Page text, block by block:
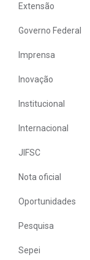
Extensão
Governo Federal
Imprensa
Inovação
Institucional
Internacional
JIFSC
Nota oficial
Oportunidades
Pesquisa
Sepei